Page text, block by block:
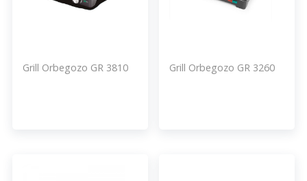
Grill Orbegozo GR 3810 Grill Orbegozo GR 3260